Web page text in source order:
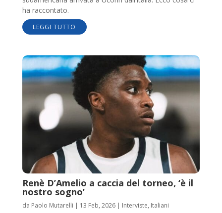
ha raccontato.
LEGGI TUTTO
Renè D’Amelio a caccia del torneo, ‘è il
nostro sogno’
da Paolo Mutarelli | 13 Feb, 2026| Interviste, Italiani